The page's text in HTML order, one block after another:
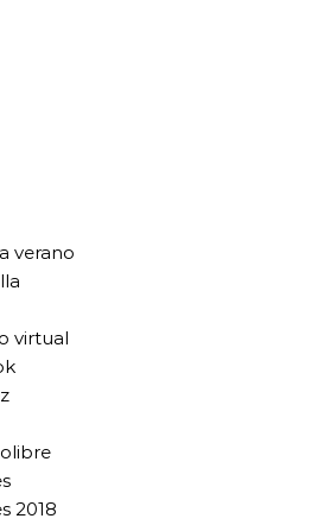
verano
virtual
2018